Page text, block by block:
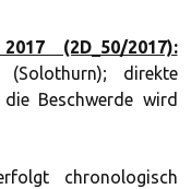
(2D_50/2017):
direkte
Beschwerde wird
chronologisch